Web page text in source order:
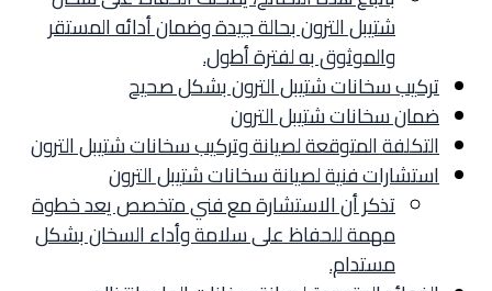
شتيبل الترون بحالة جيدة وضمان أدائه المستقر
والموثوق به لفترة أطول.
تركيب سخانات شتيبل الترون بشكل صحيح
ضمان سخانات شتيبل الترون
التكلفة المتوقعة لصيانة وتركيب سخانات شتيبل الترون
استشارات فنية لصيانة سخانات شتيبل الترون
تذكر أن الاستشارة مع فني متخصص يعد خطوة
مهمة للحفاظ على سلامة وأداء السخان بشكل
مستدام.